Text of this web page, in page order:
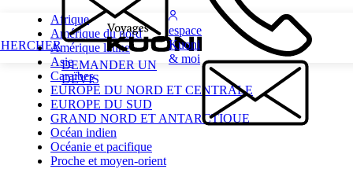
DEMANDER UN
DEVIS
espace
Kuoni
& moi
Afrique
Amérique du nord
Amérique latine
Asie
Caraïbes
EUROPE DU NORD ET CENTRALE
EUROPE DU SUD
GRAND NORD ET ANTARCTIQUE
Océan indien
Océanie et pacifique
Proche et moyen-orient